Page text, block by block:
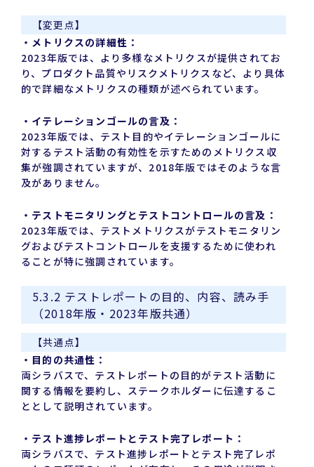
【変更点】
・メトリクスの詳細性：
2023年版では、より多様なメトリクスが提供されてお
り、プロダクト品質やリスクメトリクスなど、より具体
的で詳細なメトリクスの種類が述べられています。
・イテレーションゴールの言及：
2023年版では、テスト目的やイテレーションゴールに
対するテスト活動の有効性を示すためのメトリクス収
集が強調されていますが、2018年版ではそのような言
及がありません。
・テストモニタリングとテストコントロールの言及：
2023年版では、テストメトリクスがテストモニタリン
グおよびテストコントロールを支援するために使われ
ることが特に強調されています。
5.3.2 テストレポートの目的、内容、読み手
（2018年版・2023年版共通）
【共通点】
・目的の共通性：
両シラバスで、テストレポートの目的がテスト活動に
関する情報を要約し、ステークホルダーに伝達するこ
ととして説明されています。
・テスト進捗レポートとテスト完了レポート：
両シラバスで、テスト進捗レポートとテスト完了レポ